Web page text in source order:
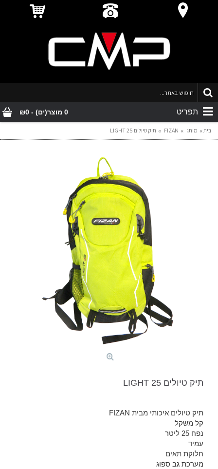
0 מוצר(ים) - ₪0 תפריט
בית מותג FIZAN תיק טיולים LIGHT 25
תיק טיולים LIGHT 25
תיק טיולים איכותי מבית FIZAN
קל משקל
נפח 25 ליטר
עמיד
חלוקת תאים
מערכת גב ספוג